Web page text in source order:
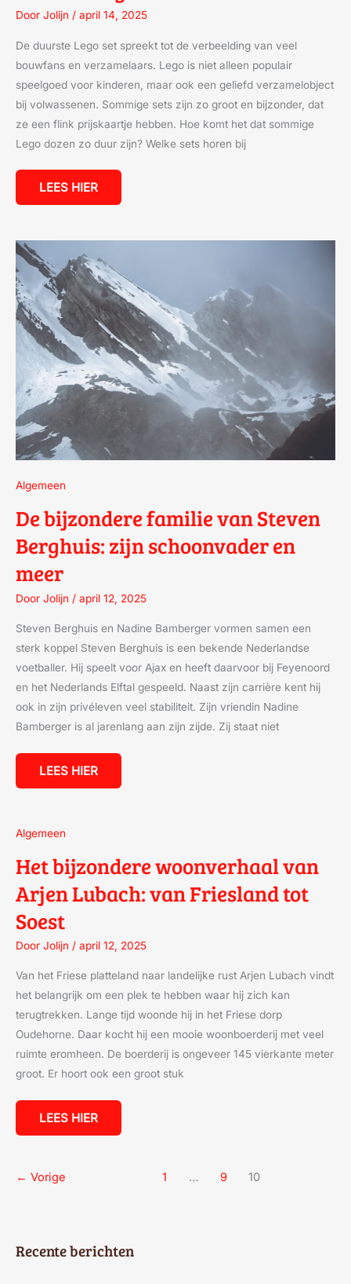
Door Jolijn / april 14, 2025
De duurste Lego set spreekt tot de verbeelding van veel
bouwfans en verzamelaars. Lego is niet alleen populair
speelgoed voor kinderen, maar ook een geliefd verzamelobject
bij volwassenen. Sommige sets zijn zo groot en bijzonder, dat
ze een flink prijskaartje hebben. Hoe komt het dat sommige
Lego dozen zo duur zijn? Welke sets horen bij
SET
LEES HIER
Algemeen
De bijzondere familie van Steven
Berghuis: zijn schoonvader en
meer
Door Jolijn / april 12, 2025
Steven Berghuis en Nadine Bamberger vormen samen een
sterk koppel Steven Berghuis is een bekende Nederlandse
voetballer. Hij speelt voor Ajax en heeft daarvoor bij Feyenoord
en het Nederlands Elftal gespeeld. Naast zijn carrière kent hij
ook in zijn privéleven veel stabiliteit. Zijn vriendin Nadine
Bamberger is al jarenlang aan zijn zijde. Zij staat niet
BIJZONDERE
FAMILIE
VAN
STEVEN
BERGHUIS:
ZIJN
SCHOONVADER
EN
MEER
LEES HIER
Algemeen
Het bijzondere woonverhaal van
Arjen Lubach: van Friesland tot
Soest
Door Jolijn / april 12, 2025
Van het Friese platteland naar landelijke rust Arjen Lubach vindt
het belangrijk om een plek te hebben waar hij zich kan
terugtrekken. Lange tijd woonde hij in het Friese dorp
Oudehorne. Daar kocht hij een mooie woonboerderij met veel
ruimte eromheen. De boerderij is ongeveer 145 vierkante meter
groot. Er hoort ook een groot stuk
HET
BIJZONDERE
VAN
ARJEN
LUBACH:
VAN
FRIESLAND
TOT
SOEST
LEES HIER
← Vorige 1 … 9 10
Recente berichten